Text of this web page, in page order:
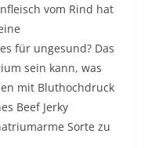
vom Rind hat
für ungesund? Das
sein kann, was
mit Bluthochdruck
Beef Jerky
Sorte zu